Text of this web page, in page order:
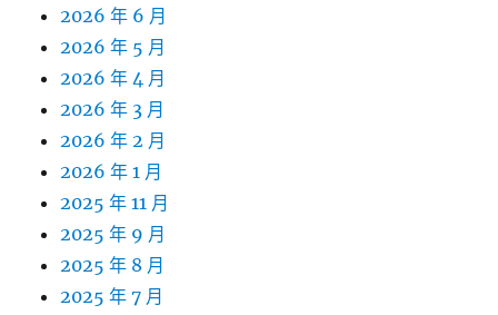
2026 年 6 月
2026 年 5 月
2026 年 4 月
2026 年 3 月
2026 年 2 月
2026 年 1 月
2025 年 11 月
2025 年 9 月
2025 年 8 月
2025 年 7 月